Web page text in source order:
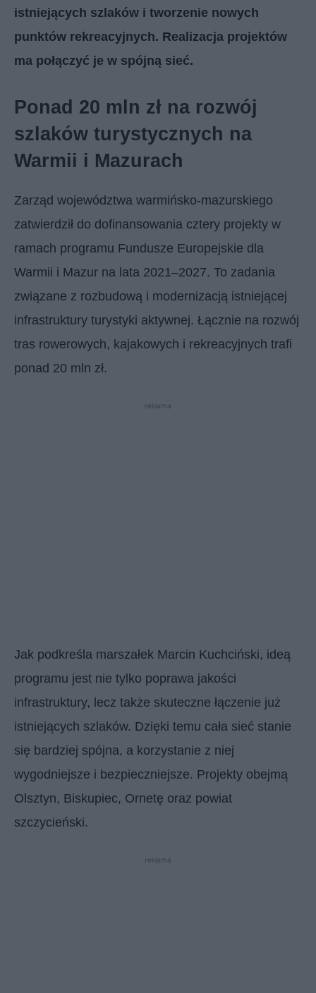
istniejących szlaków i tworzenie nowych
punktów rekreacyjnych. Realizacja projektów
ma połączyć je w spójną sieć.
Ponad 20 mln zł na rozwój
szlaków turystycznych na
Warmii i Mazurach
Zarząd województwa warmińsko-mazurskiego
zatwierdził do dofinansowania cztery projekty w
ramach programu Fundusze Europejskie dla
Warmii i Mazur na lata 2021–2027. To zadania
związane z rozbudową i modernizacją istniejącej
infrastruktury turystyki aktywnej. Łącznie na rozwój
tras rowerowych, kajakowych i rekreacyjnych trafi
ponad 20 mln zł.
reklama
Jak podkreśla marszałek Marcin Kuchciński, ideą
programu jest nie tylko poprawa jakości
infrastruktury, lecz także skuteczne łączenie już
istniejących szlaków. Dzięki temu cała sieć stanie
się bardziej spójna, a korzystanie z niej
wygodniejsze i bezpieczniejsze. Projekty obejmą
Olsztyn, Biskupiec, Ornetę oraz powiat
szczycieński.
reklama